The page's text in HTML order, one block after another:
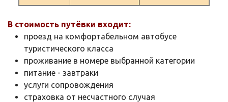
В стоимость путёвки входит:
проезд на комфортабельном автобусе
туристического класса
проживание в номере выбранной категории
питание - завтраки
услуги сопровождения
страховка от несчастного случая